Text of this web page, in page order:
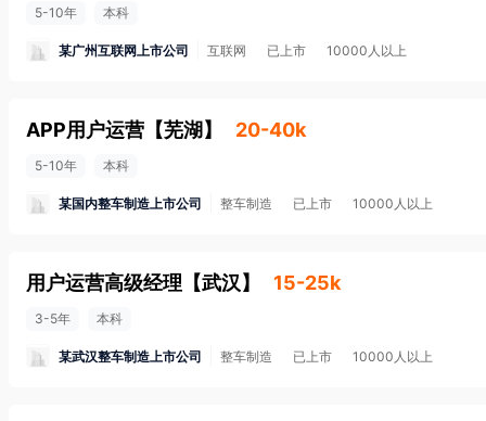
5-10年 本科
某广州互联网上市公司 互联网 已上市 10000人以上
APP用户运营 【芜湖 】 20-40k
5-10年 本科
某国内整车制造上市公司 整车制造 已上市 10000人以上
用户运营高级经理 【武汉 】 15-25k
3-5年 本科
某武汉整车制造上市公司 整车制造 已上市 10000人以上